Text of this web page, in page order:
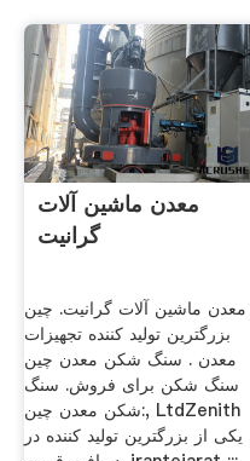
معدن ماشین آلات
گرانیت
معدن ماشین آلات گرانیت. چین
بزرگترین تولید کننده تجهیزات
معدن . سنگ شکن معدن چین
سنگ شکن برای فروش. سنگ
شکن معدن چین:, LtdZenith
یکی از بزرگترین تولید کننده در